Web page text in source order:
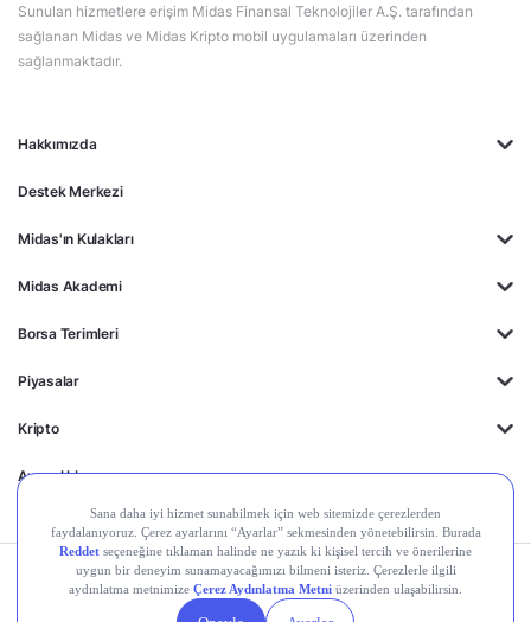
Hakkımızda
Destek Merkezi
Midas'ın Kulakları
Midas Akademi
Borsa Terimleri
Piyasalar
Kripto
Ayrıcalıklar
Sunulan hizmetlere erişim Midas Finansal Teknolojiler A.Ş. tarafından
sağlanan Midas ve Midas Kripto mobil uygulamaları üzerinden
sağlanmaktadır.
Kişisel Verilerin
Gizlilik
Politikası
Yasal
Duyurular
Çerez